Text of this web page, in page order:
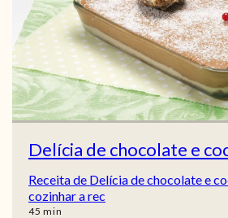
Delícia de chocolate e
Receita de Delícia de chocolate e
cozinhar a rec
45 min
min